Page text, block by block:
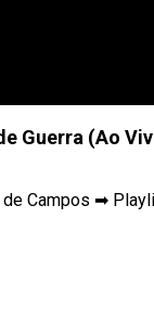
Guerra (Ao
Campos ➡